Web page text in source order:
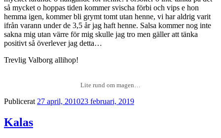
så mycket o hoppas tiden kommer svischa förbi och vips e hon
hemma igen, kommer bli grymt tomt utan henne, vi har aldrig varit
ifrån varann under de 3,5 år jag haft henne. Salsa kommer nog inte
sakna mig utan värre för mig skulle jag tro men gäller att tänka
positivt så överlever jag detta…
Trevlig Valborg allihop!
Lite rund om magen…
Publicerat 27 april, 201023 februari, 2019
Kalas